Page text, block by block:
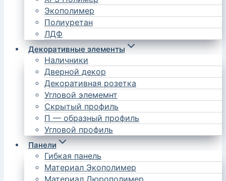
Экополимер
Полиуретан
ЛДФ
Декоративные элементы
Наличники
Дверной декор
Декоративная розетка
Угловой элемемнт
Скрытый профиль
П — образный профиль
Угловой профиль
Панели
Гибкая панель
Материал Экополимер
Материал Дюрополимер